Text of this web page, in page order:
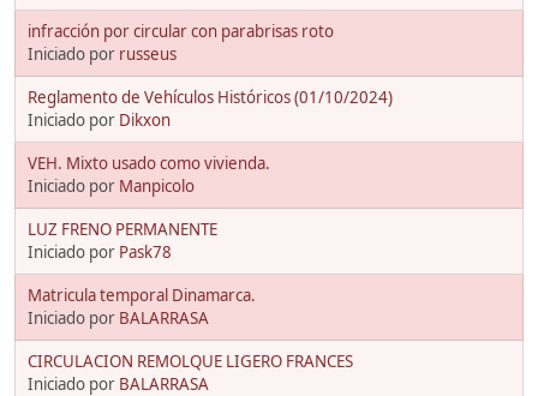
infracción por circular con parabrisas roto
Iniciado por russeus
Reglamento de Vehículos Históricos (01/10/2024)
Iniciado por Dikxon
VEH. Mixto usado como vivienda.
Iniciado por Manpicolo
LUZ FRENO PERMANENTE
Iniciado por Pask78
Matricula temporal Dinamarca.
Iniciado por BALARRASA
CIRCULACION REMOLQUE LIGERO FRANCES
Iniciado por BALARRASA